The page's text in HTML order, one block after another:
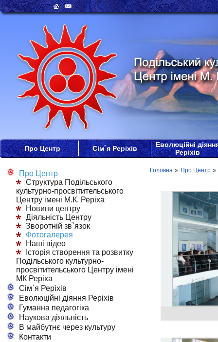
Про Центр Сім`я Реріхів
Еволюційні
Реріхів
Про Центр
Структура Подільського
культурно-просвітительського
Центру імені М.К. Реріха
Новини центру
Діяльність Центру
Зворотній зв`язок
Фотогалерея
Наші відео
Історія створення та розвитку
Подільського культурно-
просвітительського Центру імені
МК Реріха
Сім`я Реріхів
Еволюційні діяння Реріхів
Гуманна педагогіка
Наукова діяльність
В майбутнє через культуру
Контакти
Головна » Про Центр »